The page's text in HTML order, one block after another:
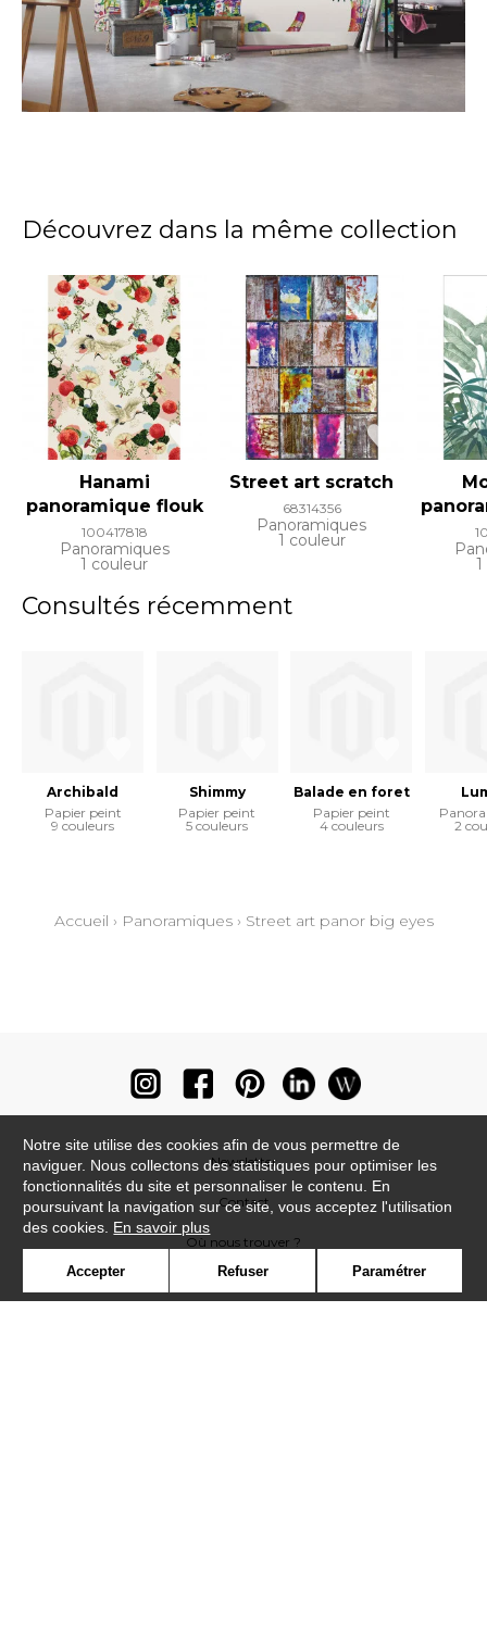
Découvrez dans la même collection
Hanami
panoramique flouk
100417818
Panoramiques
1 couleur
Street art scratch
68314356
Panoramiques
1 couleur
Consultés récemment
Archibald
Papier peint
9 couleurs
Shimmy
Papier peint
5 couleurs
Balade en foret
Papier peint
4 couleurs
2
Accueil › Panoramiques› Street art panor big eyes
Newsletter
Contact
Où nous trouver ?
Notre site utilise des cookies afin de vous permettre de
naviguer. Nous collectons des statistiques pour optimiser les
fonctionnalités du site et personnaliser le contenu. En
poursuivant la navigation sur ce site, vous acceptez l'utilisation
des cookies. En savoir plus
Accepter Refuser Paramétrer